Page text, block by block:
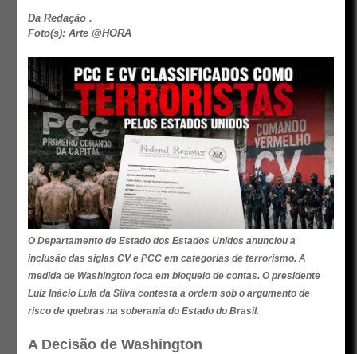
Da Redação .
Foto(s): Arte @HORA
O Departamento de Estado dos Estados Unidos anunciou a
inclusão das siglas CV e PCC em categorias de terrorismo. A
medida de Washington foca em bloqueio de contas. O presidente
Luiz Inácio Lula da Silva contesta a ordem sob o argumento de
risco de quebras na soberania do Estado do Brasil.
A Decisão de Washington